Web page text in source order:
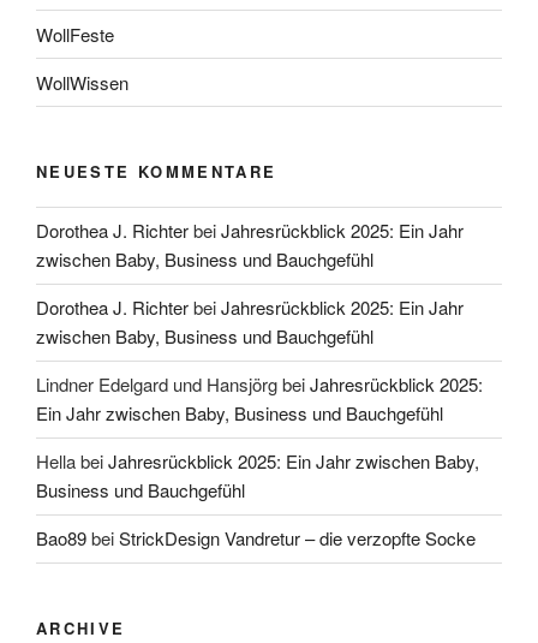
WollFeste
WollWissen
NEUESTE KOMMENTARE
Dorothea J. RichterbeiJahresrückblick 2025: Ein Jahr
zwischen Baby, Business und Bauchgefühl
Dorothea J. RichterbeiJahresrückblick 2025: Ein Jahr
zwischen Baby, Business und Bauchgefühl
Lindner Edelgard und HansjörgbeiJahresrückblick 2025:
Ein Jahr zwischen Baby, Business und Bauchgefühl
HellabeiJahresrückblick 2025: Ein Jahr zwischen Baby,
Business und Bauchgefühl
Bao89beiStrickDesign Vandretur – die verzopfte Socke
ARCHIVE